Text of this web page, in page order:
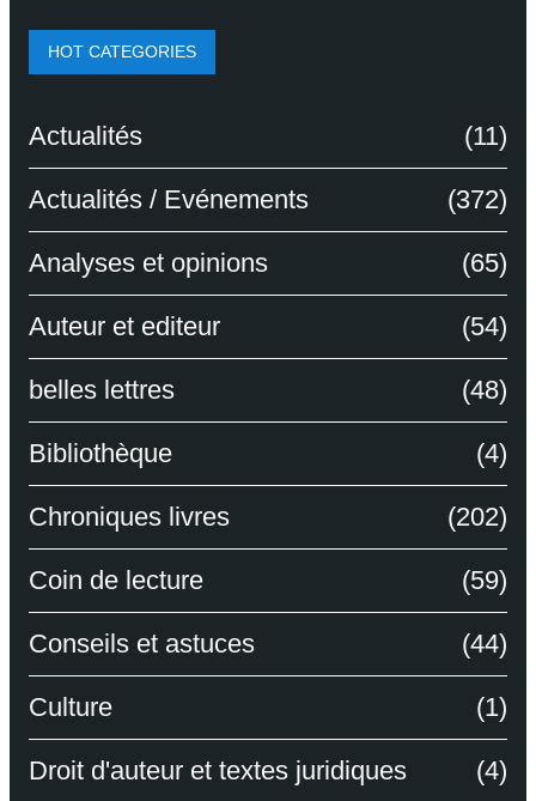
HOT CATEGORIES
Actualités (11)
Actualités / Evénements (372)
Analyses et opinions (65)
Auteur et editeur (54)
belles lettres (48)
Bibliothèque (4)
Chroniques livres (202)
Coin de lecture (59)
Conseils et astuces (44)
Culture (1)
Droit d'auteur et textes juridiques (4)